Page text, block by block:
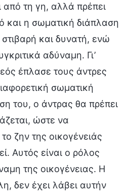
από τη γη, αλλά πρέπει
και η σωματική διάπλαση
και δυνατή, ενώ
αδύναμη. Γι’
έπλασε τους άντρες
σωματική
του, ο άντρας θα πρέπει
ώστε να
ζην της οικογένειάς
Αυτός είναι ο ρόλος
της οικογένειας. Η
δεν έχει λάβει αυτήν